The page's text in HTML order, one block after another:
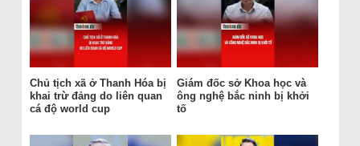
Chủ tịch xã ở Thanh Hóa bị
khai trừ đảng do liên quan
cá độ world cup
Giám đốc sở Khoa học và
ông nghệ bắc ninh bị khởi
tố